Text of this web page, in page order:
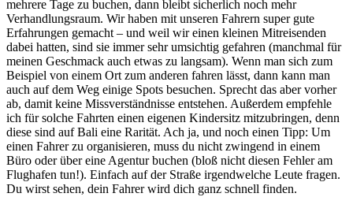
mehrere Tage zu buchen, dann bleibt sicherlich noch mehr
Verhandlungsraum. Wir haben mit unseren Fahrern super gute
Erfahrungen gemacht – und weil wir einen kleinen Mitreisenden
dabei hatten, sind sie immer sehr umsichtig gefahren (manchmal für
meinen Geschmack auch etwas zu langsam). Wenn man sich zum
Beispiel von einem Ort zum anderen fahren lässt, dann kann man
auch auf dem Weg einige Spots besuchen. Sprecht das aber vorher
ab, damit keine Missverständnisse entstehen. Außerdem empfehle
ich für solche Fahrten einen eigenen Kindersitz mitzubringen, denn
diese sind auf Bali eine Rarität. Ach ja, und noch einen Tipp: Um
einen Fahrer zu organisieren, muss du nicht zwingend in einem
Büro oder über eine Agentur buchen (bloß nicht diesen Fehler am
Flughafen tun!). Einfach auf der Straße irgendwelche Leute fragen.
Du wirst sehen, dein Fahrer wird dich ganz schnell finden.